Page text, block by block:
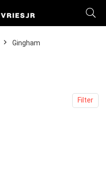
Gingham
Filter